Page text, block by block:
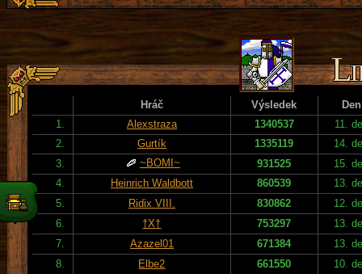
Hráč Výsledek
Den
1.
Alexstraza 1340537
11.
2.
Gurtík 1335119
14.
3.
~BOMI~ 931525
15.
4.
Heinrich Waldbott 860539
13.
5.
Ridix VIII. 830862
12.
6.
†X† 753297
13.
7.
Azazel01 671384
13.
8.
Elbe2 661550
10.